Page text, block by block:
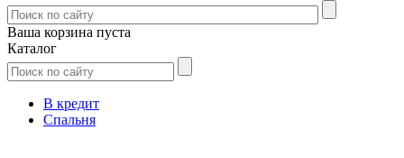
Ваша корзина пуста
Каталог
В кредит
Спальня